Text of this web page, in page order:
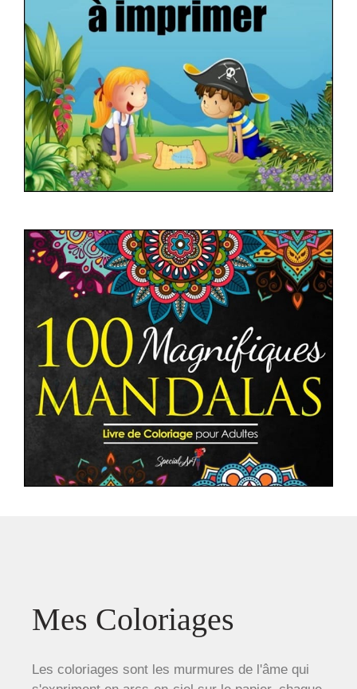
Mes Coloriages
Les coloriages sont les murmures de l'âme qui